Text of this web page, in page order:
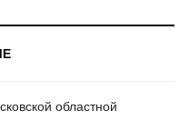
областной